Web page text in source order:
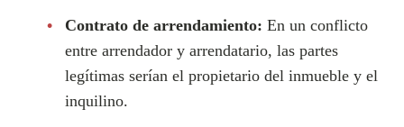
Contrato de arrendamiento: En un conflicto
entre arrendador y arrendatario, las partes
legítimas serían el propietario del inmueble y el
inquilino.